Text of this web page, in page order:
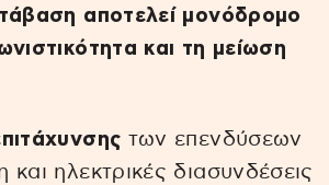
αποτελεί μονόδρομο
και τη μείωση
των επενδύσεων
ηλεκτρικές διασυνδέσεις